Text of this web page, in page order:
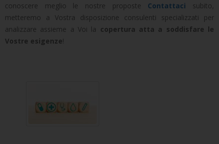
conoscere meglio le nostre proposte Contattaci subito,
metteremo a Vostra disposizione consulenti specializzati per
analizzare assieme a Voi la copertura atta a soddisfare le
Vostre esigenze!